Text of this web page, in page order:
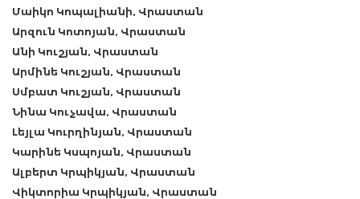
Մաիկո Կոպալիանի, Վրաստան
Արզուն Կոտոյան, Վրաստան
Անի Կուշյան, Վրաստան
Արմինե Կուշյան, Վրաստան
Սմբատ Կուշյան, Վրաստան
Նինա Կուչավա, Վրաստան
Լեյլա Կուրղինյան, Վրաստան
Կարինե Կսպոյան, Վրաստան
Ալբերտ Կրպիկյան, Վրաստան
Վիկտորիա Կրպիկյան, Վրաստան